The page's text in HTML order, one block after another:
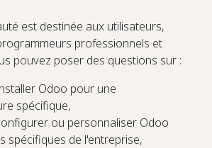
est destinée aux utilisateurs,
professionnels et
pouvez poser des questions sur :
Odoo pour une
spécifique,
ou personnaliser Odoo
spécifiques de l'entreprise,